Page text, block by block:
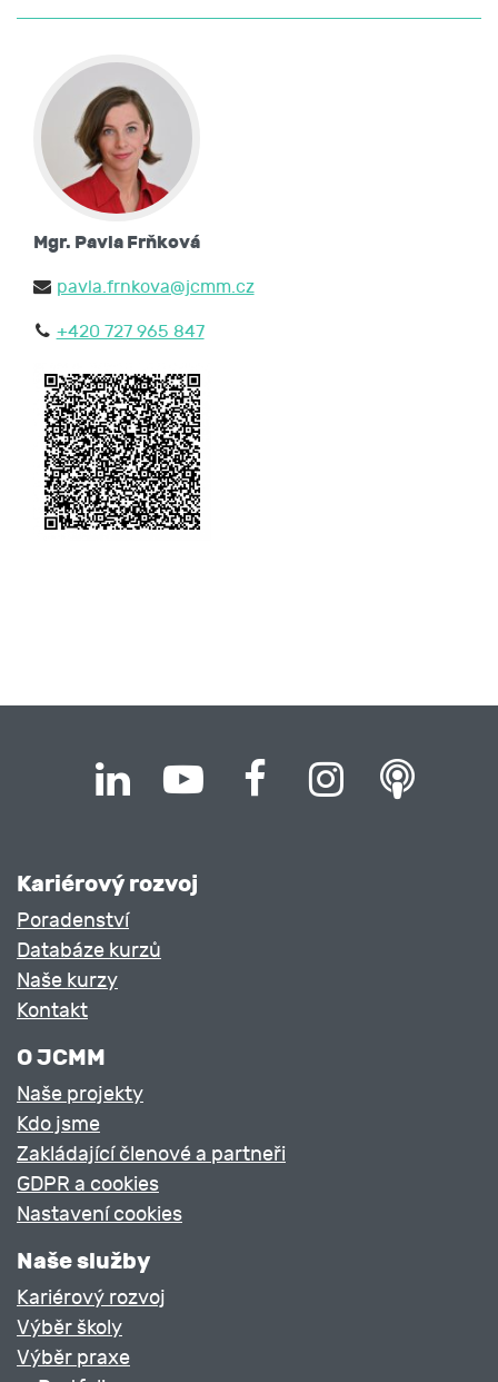
Mgr. Pavla Frňková
pavla.frnkova@jcmm.cz
+420 727 965 847
Kariérový rozvoj
Poradenství
Databáze kurzů
Naše kurzy
Kontakt
O JCMM
Naše projekty
Kdo jsme
Zakládající členové a partneři
GDPR a cookies
Nastavení cookies
Naše služby
Kariérový rozvoj
Výběr školy
Výběr praxe